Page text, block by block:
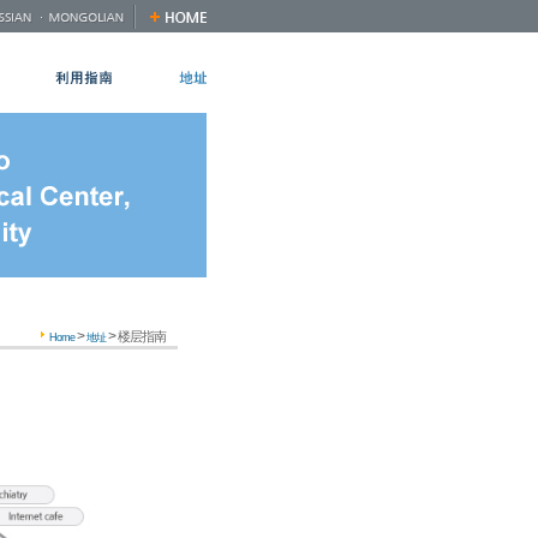
Home>地址>楼层指南